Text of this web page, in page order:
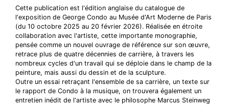
Cette publication est l'édition anglaise du catalogue de
l'exposition de George Condo au Musée d'Art Moderne de Paris
(du 10 octobre 2025 au 20 février 2026). Réalisée en étroite
collaboration avec l'artiste, cette importante monographie,
pensée comme un nouvel ouvrage de référence sur son œuvre,
retrace plus de quatre décennies de carrière, à travers les
nombreux cycles d'un travail qui se déploie dans le champ de la
peinture, mais aussi du dessin et de la sculpture.
Outre un essai retraçant l'ensemble de sa carrière, un texte sur
le rapport de Condo à la musique, on trouvera également un
entretien inédit de l'artiste avec le philosophe Marcus Steinweg